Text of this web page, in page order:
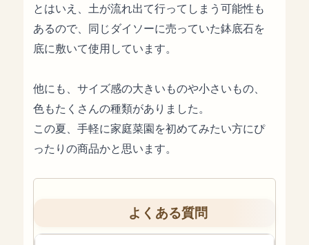
とはいえ、土が流れ出て行ってしまう可能性も
あるので、同じダイソーに売っていた鉢底石を
底に敷いて使用しています。
他にも、サイズ感の大きいものや小さいもの、
色もたくさんの種類がありました。
この夏、手軽に家庭菜園を初めてみたい方にぴ
ったりの商品かと思います。
よくある質問